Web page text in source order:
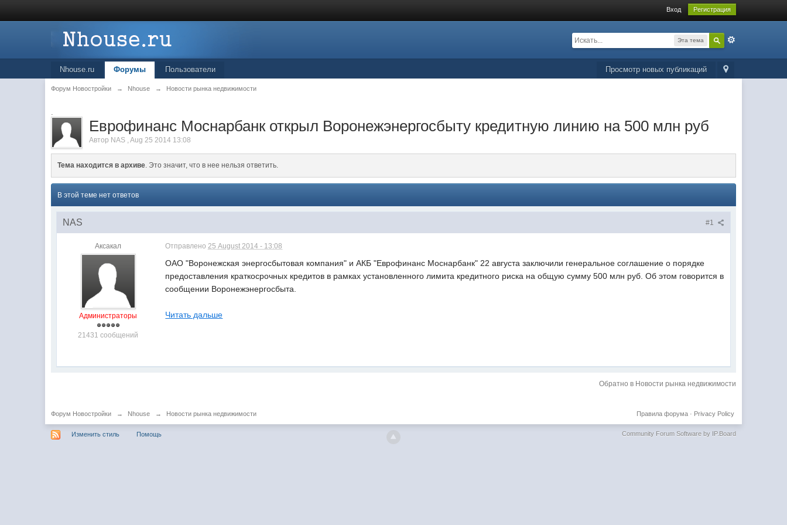
Вход Регистрация
Эта тема
Просмотр новых публикаций
Nhouse.ru Форумы Пользователи
Форум Новостройки → Nhouse → Новости рынка недвижимости
.
Еврофинанс Моснарбанк открыл Воронежэнергосбыту кредитную линию на 500 млн руб
Автор NAS ,Aug 25 2014 13:08
Тема находится в архиве. Это значит, что в нее нельзя ответить.
В этой теме нет ответов
#1
NAS
Аксакал
Администраторы
21431 сообщений
Отправлено25 August 2014 - 13:08
ОАО "Воронежская энергосбытовая компания" и АКБ "Еврофинанс Моснарбанк" 22 августа заключили генеральное соглашение о порядке
предоставления краткосрочных кредитов в рамках установленного лимита кредитного риска на общую сумму 500 млн руб. Об этом говорится в
сообщении Воронежэнергосбыта.
Читать дальше
Обратно в Новости рынка недвижимости
Форум Новостройки → Nhouse → Новости рынка недвижимости Privacy Policy
Правила форума·
Изменить стиль Помощь Community Forum Software by IP.Board